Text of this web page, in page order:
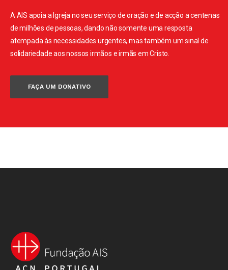
A AIS apoia a Igreja no seu serviço de oração e de acção a centenas
de milhões de pessoas, dando não somente uma resposta
atempada às necessidades urgentes, mas também um sinal de
solidariedade aos nossos irmãos e irmãs em Cristo.
FAÇA UM DONATIVO